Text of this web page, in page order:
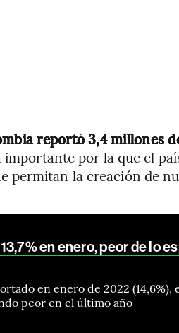
reportó 3,4 millones
por la que el
permitan la creación de
en enero, peor de lo
en enero de 2022 (14,6%),
peor en el último año